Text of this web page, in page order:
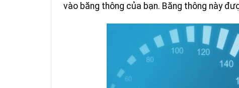
vào băng thông của bạn. Băng thông này